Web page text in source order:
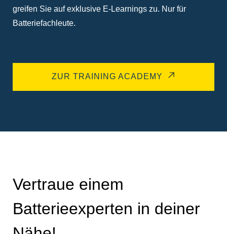
greifen Sie auf exklusive E-Learnings zu. Nur für
Batteriefachleute.
ZUR TRAINING ACADEMY
Vertraue einem
Batterieexperten in deiner